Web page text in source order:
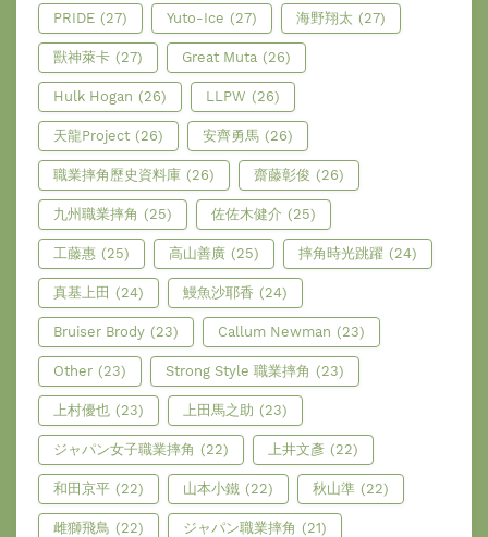
PRIDE (27) Yuto-Ice (27) 海野翔太 (27)
獸神萊卡 (27) Great Muta (26)
Hulk Hogan (26) LLPW (26)
天龍Project (26) 安齊勇馬 (26)
職業摔角歷史資料庫 (26) 齋藤彰俊 (26)
九州職業摔角 (25) 佐佐木健介 (25)
工藤惠 (25) 高山善廣 (25) 摔角時光跳躍 (24)
真基上田 (24) 鰻魚沙耶香 (24)
Bruiser Brody (23) Callum Newman (23)
Other (23) Strong Style 職業摔角 (23)
上村優也 (23) 上田馬之助 (23)
ジャパン女子職業摔角 (22) 上井文彥 (22)
和田京平 (22) 山本小鐵 (22) 秋山準 (22)
雌獅飛鳥 (22) ジャパン職業摔角 (21)